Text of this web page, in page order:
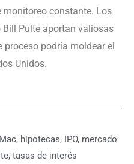
monitoreo constante. Los
Pulte aportan valiosas
proceso podría moldear el
Unidos.
, hipotecas, IPO, mercado
, tasas de interés